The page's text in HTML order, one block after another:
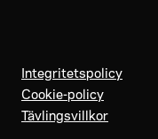
Integritetspolicy
Cookie-policy
Tävlingsvillkor